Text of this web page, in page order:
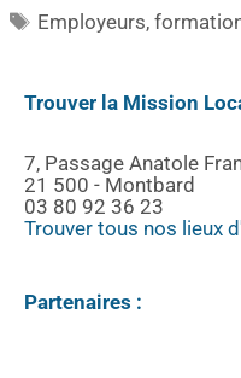
Employeurs,
Trouver la Mission
7, Passage Anatole
21 500 - Montbard
03 80 92 36 23
Trouver tous nos lieux
Partenaires :